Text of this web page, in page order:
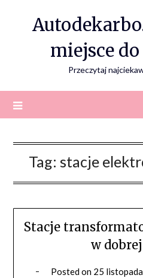
miejsce
Przeczytaj
Tag: stacje
Stacje
w
Posted on 25